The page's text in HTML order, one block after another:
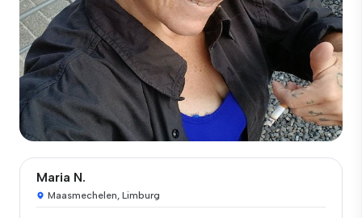
Maria N.
Maasmechelen, Limburg